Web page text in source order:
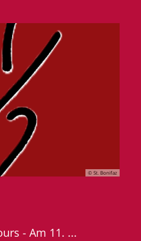
© St. Bonifaz
- Am 11. ...